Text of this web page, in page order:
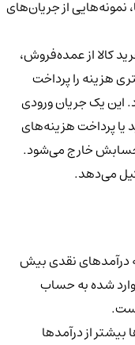
از جریان‌های
کالا از عمده‌فروش،
هزینه را پرداخت
این یک جریان ورودی
یا پرداخت هزینه‌های
حسابش خارج می‌شود.
می‌دهد.
نقدی بیش
شده به حساب
از درآمدها